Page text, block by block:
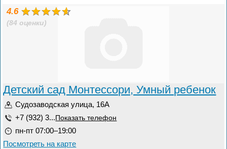
4.6
(84 оценки)
Детский сад Монтессори, Умный ребенок
Судозаводская улица, 16А
+7 (932) 3... Показать телефон
пн-пт 07:00–19:00
Посмотреть на карте